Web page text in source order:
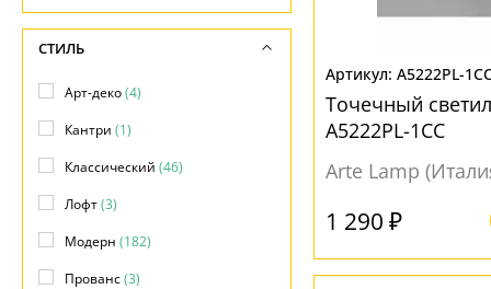
A5222PL-
Точечный
A5222PL-1CC
Arte Lamp
1 290 ₽
СТИЛЬ
Арт-деко(4)
Кантри (1)
Классический (46)
Лофт(3)
Модерн (182)
Прованс(3)